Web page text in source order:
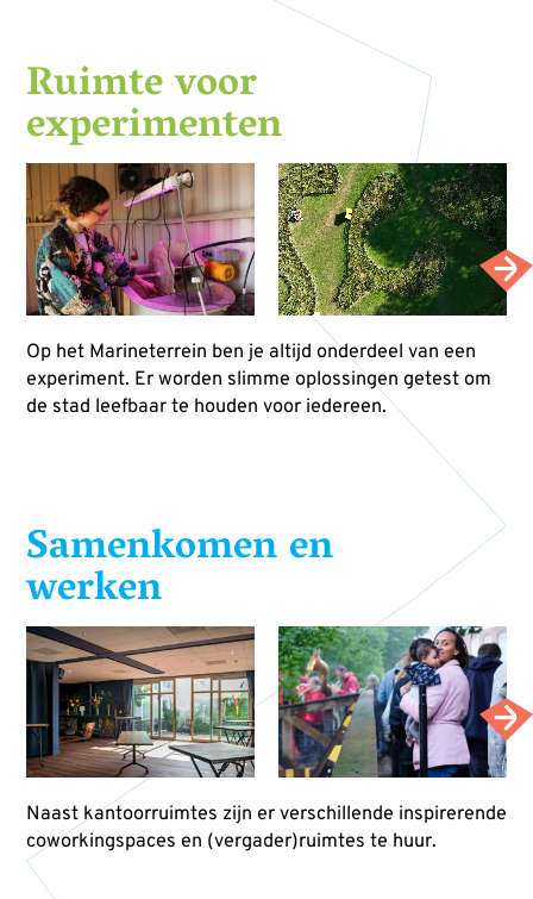
Ruimte voor
experimenten
Op het Marineterrein ben je altijd onderdeel van een
experiment. Er worden slimme oplossingen getest om
de stad leefbaar te houden voor iedereen.
Samenkomen en
werken
Naast kantoorruimtes zijn er verschillende inspirerende
coworkingspaces en (vergader)ruimtes te huur.